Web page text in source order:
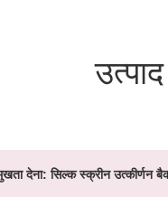
देना: सिल्क स्क्रीन उत्कीर्णन